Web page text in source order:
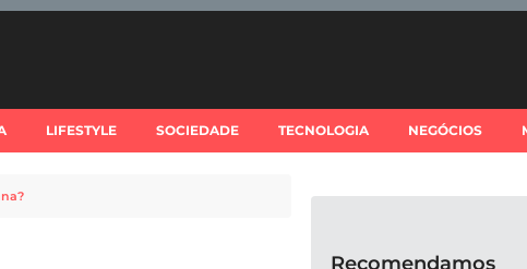
LIFESTYLE SOCIEDADE TECNOLOGIA NEGÓCIOS
Recomendamos